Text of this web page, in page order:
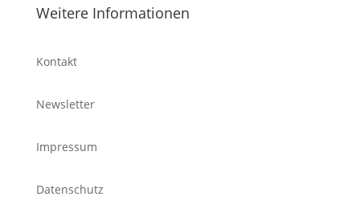
Weitere Informationen
Kontakt
Newsletter
Impressum
Datenschutz